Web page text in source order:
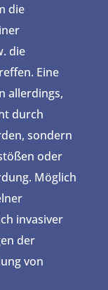
die
die
Eine
allerdings,
durch
sondern
oder
Möglich
invasiver
der
von